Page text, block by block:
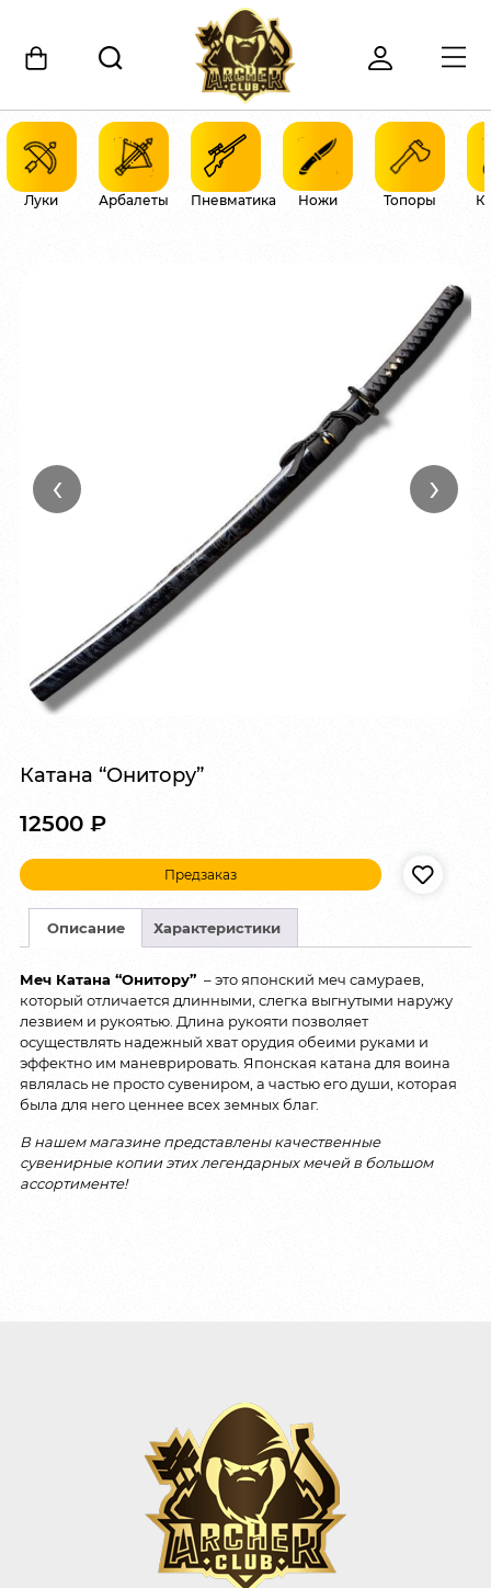
Луки Арбалеты Пневматика Ножи Топоры
‹ ›
Катана “Онитору”
12500 ₽
Предзаказ
Описание Характеристики
Меч Катана “Онитору” – это японский меч самураев,
который отличается длинными, слегка выгнутыми наружу
лезвием и рукоятью. Длина рукояти позволяет
осуществлять надежный хват орудия обеими руками и
эффектно им маневрировать. Японская катана для воина
являлась не просто сувениром, а частью его души, которая
была для него ценнее всех земных благ.
В нашем магазине представлены качественные
сувенирные копии этих легендарных мечей в большом
ассортименте!